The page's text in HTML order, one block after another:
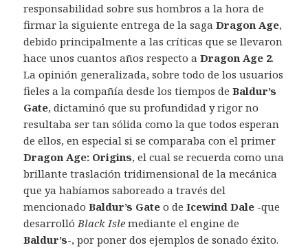
responsabilidad sobre sus hombros a la hora de
firmar la siguiente entrega de la sagaDragon Age,
debido principalmente a las críticas que se llevaron
hace unos cuantos años respecto aDragon Age 2.
La opinión generalizada, sobre todo de los usuarios
fieles a la compañía desde los tiempos deBaldur’s
Gate, dictaminó que su profundidad y rigor no
resultaba ser tan sólida como la que todos esperan
de ellos, en especial si se comparaba con el primer
Dragon Age: Origins, el cual se recuerda como una
brillante traslación tridimensional de la mecánica
que ya habíamos saboreado a través del
mencionadoBaldur’s Gate o deIcewind Dale -que
desarrolló Black Isle mediante el engine de
Baldur’s-, por poner dos ejemplos de sonado éxito.